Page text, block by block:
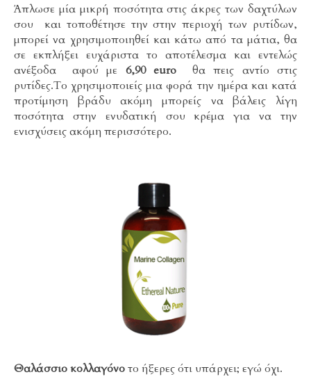
Άπλωσε μία μικρή ποσότητα στις άκρες των δαχτύλων
σου και τοποθέτησε την στην περιοχή των ρυτίδων,
μπορεί να χρησιμοποιηθεί και κάτω από τα μάτια, θα
σε εκπλήξει ευχάριστα το αποτέλεσμα και εντελώς
ανέξοδα αφού με 6,90 euro θα πεις αντίο στις
ρυτίδες.Το χρησιμοποιείς μια φορά την ημέρα και κατά
προτίμηση βράδυ ακόμη μπορείς να βάλεις λίγη
ποσότητα στην ενυδατική σου κρέμα για να την
ενισχύσεις ακόμη περισσότερο.
Θαλάσσιο κολλαγόνοτο ήξερες ότι υπάρχει; εγώ όχι.